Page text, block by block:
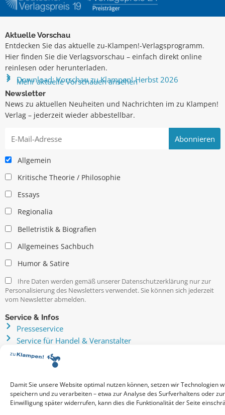
Damit Sie unsere Website optimal nutzen können, setzen wir Technologien
speichern und zu verarbeiten – etwa zur Analyse des Surfverhaltens oder
Einwilligung später widerrufen, kann dies die Funktionalität der Seite
Aktuelle Vorschau
Entdecken Sie das aktuelle zu-Klampen!-Verlagsprogramm.
Hier finden Sie die Verlagsvorschau – einfach direkt online
reinlesen oder herunterladen.
Download: Vorschau zu Klampen! Herbst 2026
Mehr aktuelle Vorschauen ansehen
Newsletter
News zu aktuellen Neuheiten und Nachrichten im zu Klampen!
Verlag – jederzeit wieder abbestellbar.
Allgemein
Kritische Theorie / Philosophie
Essays
Regionalia
Belletristik & Biografien
Allgemeines Sachbuch
Humor & Satire
Ihre Daten werden gemäß unserer Datenschutzerklärung nur zur
Personalisierung des Newsletters verwendet. Sie können sich jederzeit
vom Newsletter abmelden.
Service & Infos
Presseservice
Service für Handel & Veranstalter
Infos zur Manuskripteinreichung
Praktikumsstellen
Impressum
Datenschutz